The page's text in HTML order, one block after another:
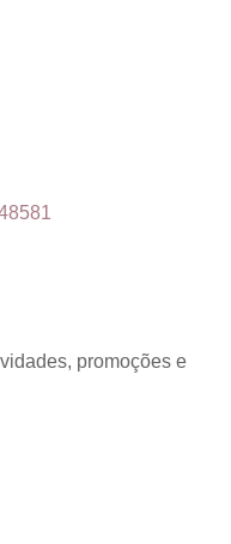
promoções e